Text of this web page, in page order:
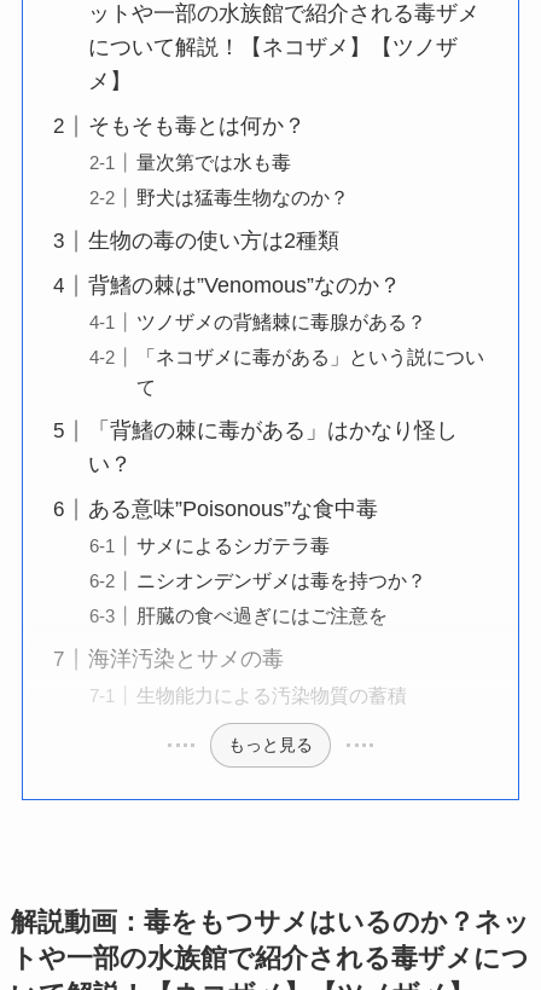
ットや一部の水族館で紹介される毒ザメ
について解説！【ネコザメ】【ツノザ
メ】
そもそも毒とは何か？
量次第では水も毒
野犬は猛毒生物なのか？
生物の毒の使い方は2種類
背鰭の棘は”Venomous”なのか？
ツノザメの背鰭棘に毒腺がある？
「ネコザメに毒がある」という説につい
て
「背鰭の棘に毒がある」はかなり怪し
い？
ある意味”Poisonous”な食中毒
サメによるシガテラ毒
ニシオンデンザメは毒を持つか？
肝臓の食べ過ぎにはご注意を
海洋汚染とサメの毒
生物能力による汚染物質の蓄積
もっと見る
解説動画：毒をもつサメはいるのか？ネッ
トや一部の水族館で紹介される毒ザメにつ